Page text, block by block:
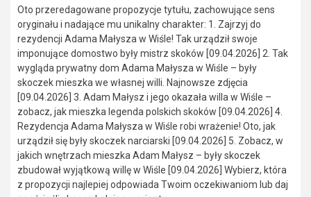
Oto przeredagowane propozycje tytułu, zachowujące sens
oryginału i nadające mu unikalny charakter: 1. Zajrzyj do
rezydencji Adama Małysza w Wiśle! Tak urządził swoje
imponujące domostwo były mistrz skoków [09.04.2026] 2. Tak
wygląda prywatny dom Adama Małysza w Wiśle – były
skoczek mieszka we własnej willi. Najnowsze zdjęcia
[09.04.2026] 3. Adam Małysz i jego okazała willa w Wiśle –
zobacz, jak mieszka legenda polskich skoków [09.04.2026] 4.
Rezydencja Adama Małysza w Wiśle robi wrażenie! Oto, jak
urządził się były skoczek narciarski [09.04.2026] 5. Zobacz, w
jakich wnętrzach mieszka Adam Małysz – były skoczek
zbudował wyjątkową willę w Wiśle [09.04.2026] Wybierz, która
z propozycji najlepiej odpowiada Twoim oczekiwaniom lub daj